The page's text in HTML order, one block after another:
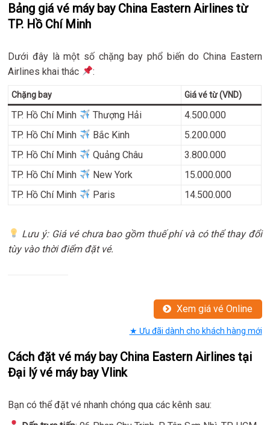
Bảng giá vé máy bay China Eastern Airlines từ
TP. Hồ Chí Minh
Dưới đây là một số chặng bay phổ biến do China Eastern
Airlines khai thác
:
Chặng bay Giá vé từ (VND)
TP. Hồ Chí Minh Thượng Hải
4.500.000
TP. Hồ Chí Minh
Bắc Kinh
5.200.000
TP. Hồ Chí Minh
Quảng Châu
3.800.000
TP. Hồ Chí Minh
New York
15.000.000
TP. Hồ Chí Minh
Paris 14.500.000
Lưu ý: Giá vé chưa bao gồm thuế phí và có thể thay đổi
tùy vào thời điểm đặt vé.
Xem giá vé Online
★ Ưu đãi dành cho khách hàng mới
Cách đặt vé máy bay China Eastern Airlines tại
Đại lý vé máy bay Vlink
Bạn có thể đặt vé nhanh chóng qua các kênh sau: